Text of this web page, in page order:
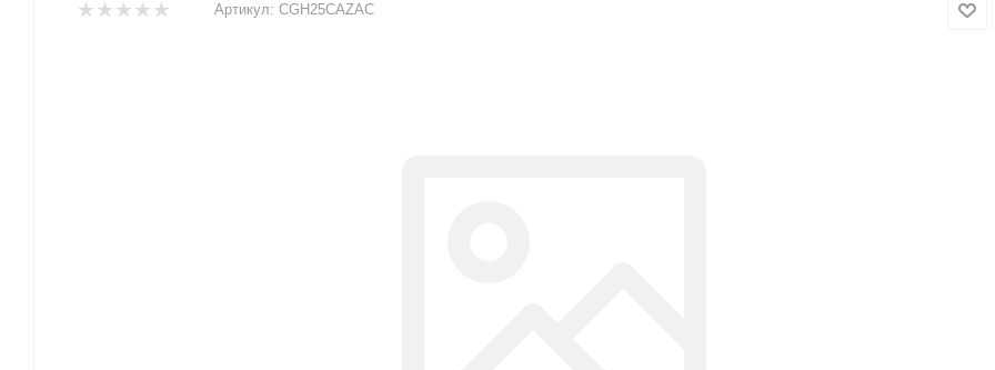
Артикул: CGH25CAZAC